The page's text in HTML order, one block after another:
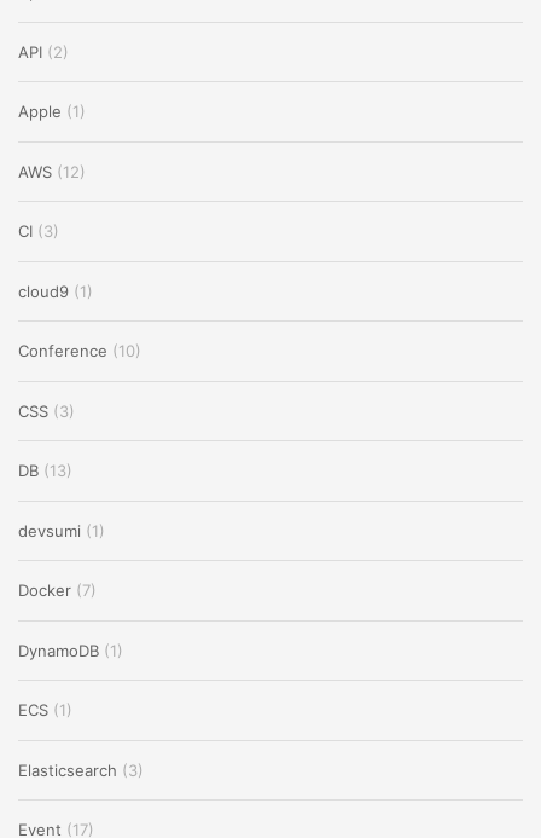
API (2)
Apple (1)
AWS (12)
CI (3)
cloud9 (1)
Conference (10)
CSS (3)
DB (13)
devsumi (1)
Docker (7)
DynamoDB (1)
ECS (1)
Elasticsearch (3)
Event (17)